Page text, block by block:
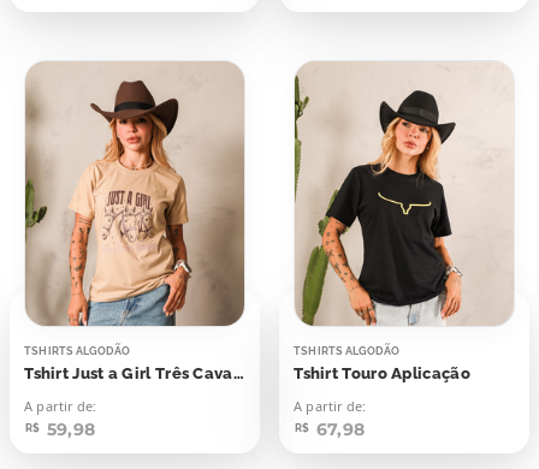
TSHIRTS ALGODÃO
Tshirt Just a Girl Três Cavalos
A partir de:
R$ 59,98
TSHIRTS ALGODÃO
Tshirt Touro Aplicação
A partir de:
R$ 67,98